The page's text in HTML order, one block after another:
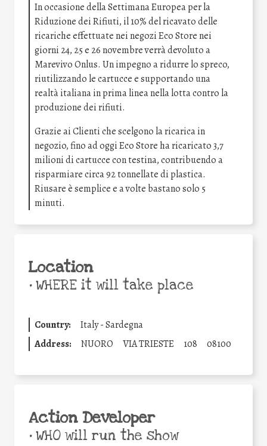
In occasione della Settimana Europea per la
Riduzione dei Rifiuti, il 10% del ricavato delle
ricariche effettuate nei negozi Eco Store nei
giorni 24, 25 e 26 novembre verrà devoluto a
Marevivo Onlus. Un impegno a ridurre lo spreco,
riutilizzando le cartucce e supportando una
realtà italiana in prima linea nella lotta contro la
produzione dei rifiuti.
Grazie ai Clienti che scelgono la ricarica in
negozio, fino ad oggi Eco Store ha ricaricato 3,7
milioni di cartucce con testina, contribuendo a
risparmiare circa 92 tonnellate di plastica.
Riusare è semplice e a volte bastano solo 5
minuti.
Location
•WHERE it will take place
Country:
Italy - Sardegna
Address:
NUORO VIA TRIESTE 108 08100
Action Developer
•WHO will run the show